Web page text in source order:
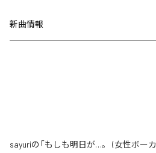
新曲情報
sayuriの「もしも明日が…。 (女性ボー